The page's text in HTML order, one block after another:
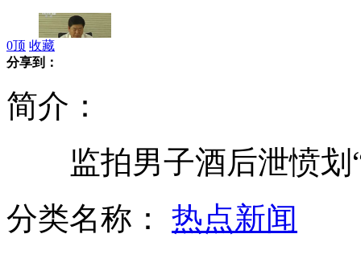
刘翔释疑缘何跳到终点亲吻栏架
0顶 收藏
分享到：
简介：
监拍男子酒后泄愤划“
分类名称： 热点新闻